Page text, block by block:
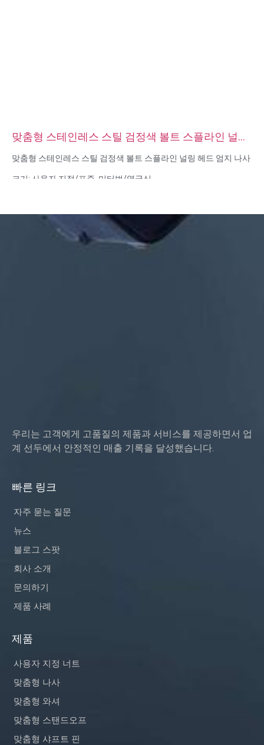
맞춤형 스테인레스 스틸 검정색 볼트 스플라인 널링
맞춤형 스테인레스 스틸 검정색 볼트 스플라인 널링 헤드 엄지 나사
크기: 사용자 지정/표준, 미터법/영국식
표면 처리: 아연/니켈/크롬/황동 도금, 양극산화, 부동태화, 다크로
헤드 스타일:팬, 트러스, 평면, 타원형, 원형, HEX, 치즈, 바인딩, OEM
우리는 고객에게 고품질의 제품과 서비스를 제공하면서 업
계 선두에서 안정적인 매출 기록을 달성했습니다.
빠른 링크
자주 묻는 질문
뉴스
블로그 스팟
회사 소개
문의하기
제품 사례
제품
사용자 지정 너트
맞춤형 나사
맞춤형 와셔
맞춤형 스탠드오프
맞춤형 샤프트 핀